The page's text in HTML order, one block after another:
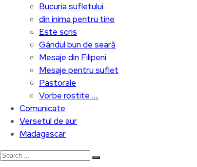
Bucuria sufletului
din inima pentru tine
Este scris
Gândul bun de seară
Mesaje din Filipeni
Mesaje pentru suflet
Pastorale
Vorbe rostite ….
Comunicate
Versetul de aur
Madagascar